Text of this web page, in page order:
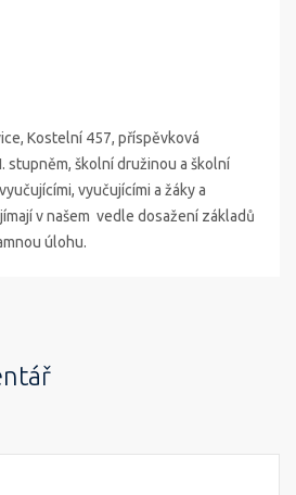
Kostelní 457, příspěvková
stupněm, školní družinou a školní
vyučujícími a žáky a
v našem vedle dosažení základů
úlohu.